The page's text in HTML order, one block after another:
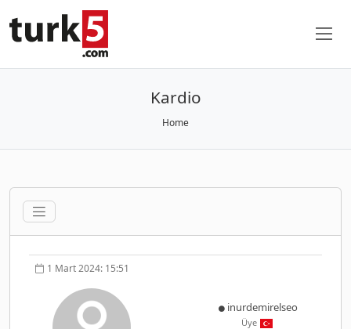
Kardio
Home
1 Mart 2024: 15:51
inurdemirelseo
Üye